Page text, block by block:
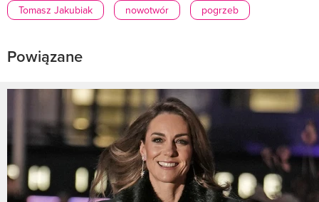
Tomasz Jakubiak nowotwór pogrzeb
Powiązane